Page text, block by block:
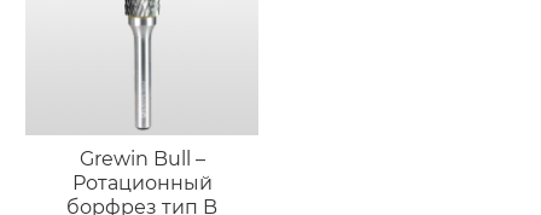
Grewin Bull –
Ротационный
борфрез тип B